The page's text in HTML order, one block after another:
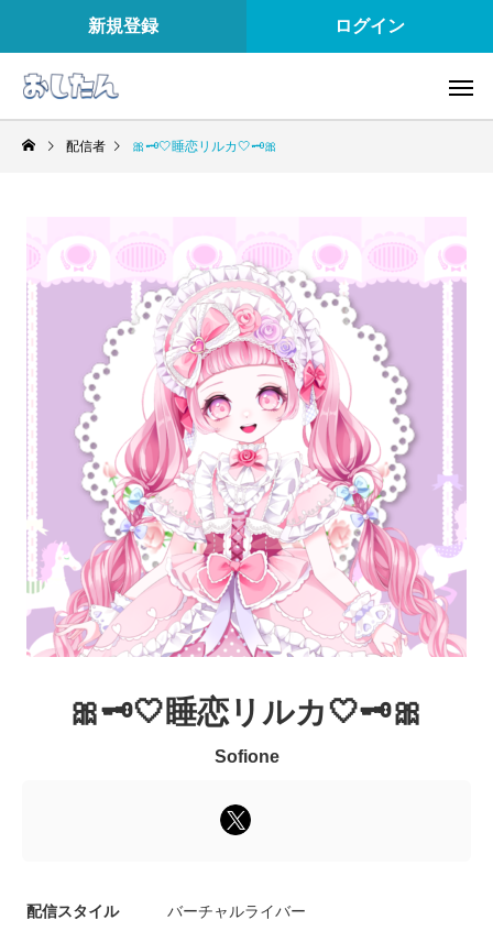
新規登録 ログイン
配信者 🎀🗝🤍睡恋リルカ🤍🗝🎀
🎀🗝🤍睡恋リルカ🤍🗝🎀
Sofione
配信スタイル バーチャルライバー